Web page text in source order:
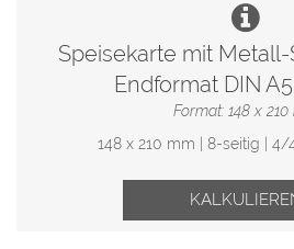
Speisekarte mit
Endformat DIN
Format: 148 x 210
148 x 210 mm | 8-seitig |